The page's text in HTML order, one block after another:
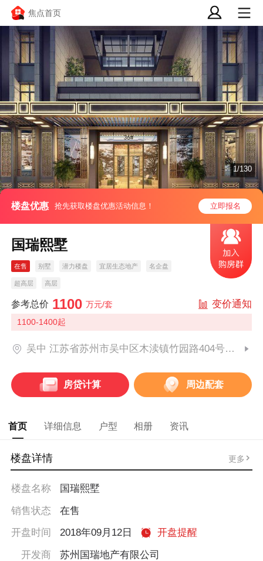
焦点首页
楼盘优惠 抢先获取楼盘优惠活动信息！ 立即报名
1/130
国瑞熙墅
在售 别墅 潜力楼盘 宜居生态地产 名企盘
超高层 高层
参考总价 1100 万元/套 变价通知
1100-1400起
吴中 江苏省苏州市吴中区木渎镇竹园路404号国瑞江山(建设中)
房贷计算 周边配套
首页 详细信息 户型 相册 资讯
楼盘详情 更多
楼盘名称
国瑞熙墅
销售状态
在售
开盘时间
2018年09月12日
开盘提醒
开发商
苏州国瑞地产有限公司